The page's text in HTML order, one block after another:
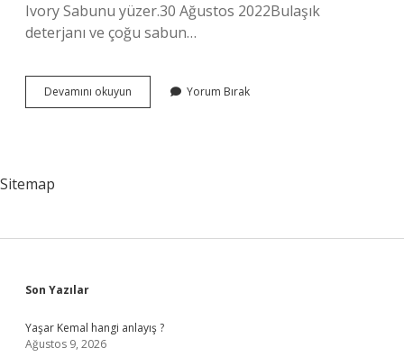
Ivory Sabunu yüzer.30 Ağustos 2022Bulaşık
deterjanı ve çoğu sabun…
Devamını okuyun
Suda
Yorum Bırak
Sitemap
Sidebar
Son Yazılar
Yaşar Kemal hangi anlayış ?
Ağustos 9, 2026